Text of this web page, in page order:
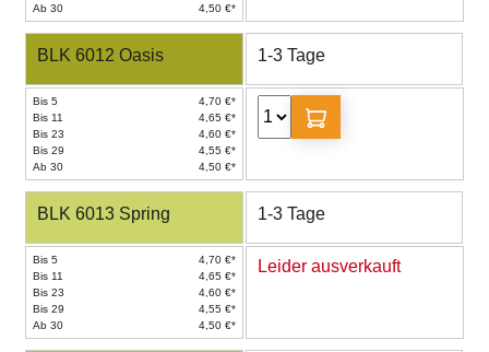
Ab 30
4,50 €*
BLK 6012 Oasis 1-3 Tage
Bis 5
4,70 €*
Bis 11
4,65 €*
Bis 23
4,60 €*
Bis 29
4,55 €*
Ab 30
4,50 €*
BLK 6013 Spring 1-3 Tage
Bis 5
4,70 €*
Bis 11
4,65 €*
Bis 23
4,60 €*
Bis 29
4,55 €*
Ab 30
4,50 €*
Leider ausverkauft